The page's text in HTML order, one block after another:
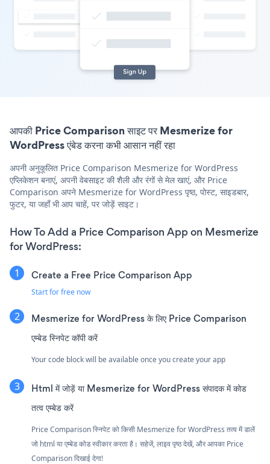
आपकी Price Comparison साइट पर Mesmerize for
WordPress एंबेड करना कभी आसान नहीं रहा
अपनी अनुकूलित Price Comparison Mesmerize for WordPress
एप्लिकेशन बनाएं, अपनी वेबसाइट की शैली और रंगों से मेल खाएं, और Price
Comparison अपने Mesmerize for WordPress पृष्ठ, पोस्ट, साइडबार,
फुटर, या जहाँ भी आप चाहें, पर जोड़ें साइट।
How To Add a Price Comparison App on Mesmerize
for WordPress:
Create a Free Price Comparison App
Start for free now
Mesmerize for WordPress के लिए Price Comparison
एम्बेड स्निपेट कॉपी करें
Your code block will be available once you create your app
Html में जोड़ें या Mesmerize for WordPress संपादक में कोड
तत्व एम्बेड करें
Price Comparison स्निपेट को किसी Mesmerize for WordPress तत्व में डालें
जो html या एम्बेड कोड स्वीकार करता है। सहेजें, लाइव पृष्ठ देखें, और आपका Price
Comparison दिखाई देगा!